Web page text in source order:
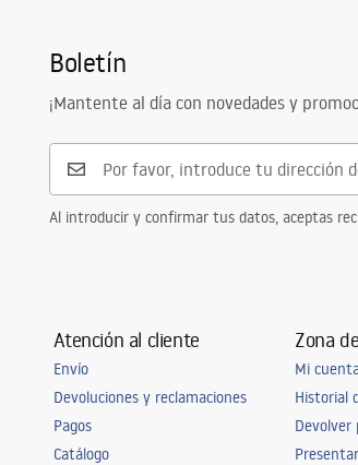
Boletín
¡Mantente al día con novedades y
Al introducir y confirmar tus datos, aceptas
Atención al cliente
Envío
Devoluciones y reclamaciones
Pagos
Catálogo
Zona
Mi
Historial
Devolver